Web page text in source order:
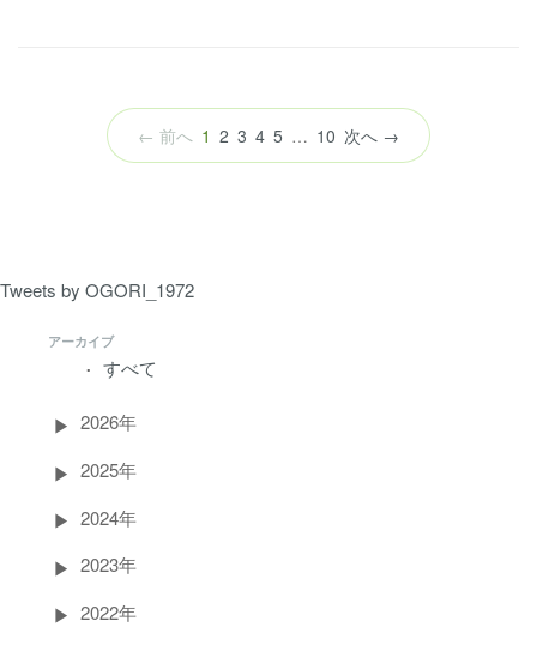
Tweets by OGORI_1972
アーカイブ
すべて
2026年
2025年
2024年
2023年
2022年
← 前へ 1 （こ
の
2 3 4 5 … 10 次へ →